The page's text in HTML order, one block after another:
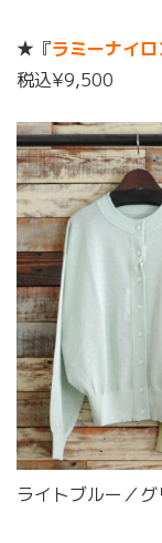
★『ラミーナイ
税込¥9,500
ライトブルー／